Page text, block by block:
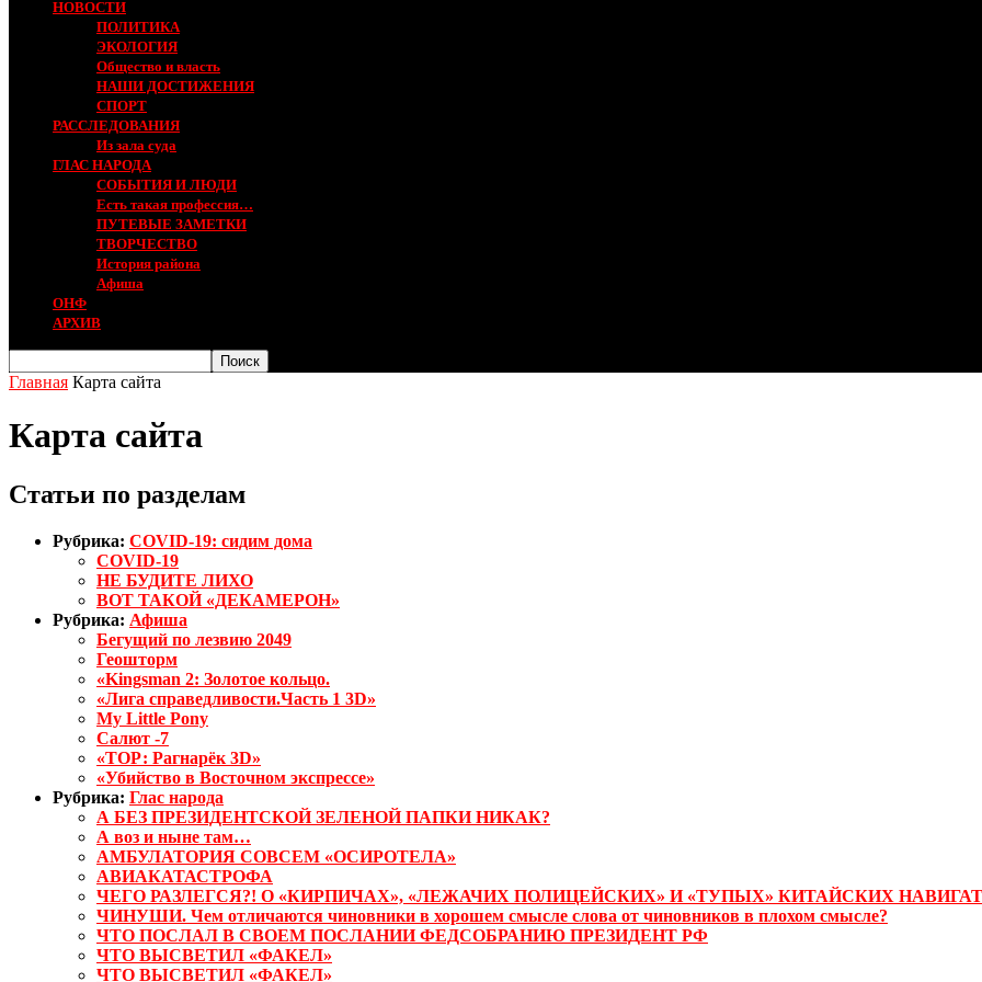
НОВОСТИ
ПОЛИТИКА
ЭКОЛОГИЯ
Общество и власть
НАШИ ДОСТИЖЕНИЯ
СПОРТ
РАССЛЕДОВАНИЯ
Из зала суда
ГЛАС НАРОДА
СОБЫТИЯ И ЛЮДИ
Есть такая профессия…
ПУТЕВЫЕ ЗАМЕТКИ
ТВОРЧЕСТВО
История района
Афиша
ОНФ
АРХИВ
Главная Карта сайта
Карта сайта
Статьи по разделам
Рубрика: COVID-19: сидим дома
COVID-19
НЕ БУДИТЕ ЛИХО
ВОТ ТАКОЙ «ДЕКАМЕРОН»
Рубрика: Афиша
Бегущий по лезвию 2049
Геошторм
«Kingsman 2: Золотое кольцо.
«Лига справедливости.Часть 1 3D»
My Little Pony
Салют -7
«ТОР: Рагнарёк 3D»
«Убийство в Восточном экспрессе»
Рубрика: Глас народа
А БЕЗ ПРЕЗИДЕНТСКОЙ ЗЕЛЕНОЙ ПАПКИ НИКАК?
А воз и ныне там…
АМБУЛАТОРИЯ СОВСЕМ «ОСИРОТЕЛА»
АВИАКАТАСТРОФА
ЧЕГО РАЗЛЕГСЯ?! О «КИРПИЧАХ», «ЛЕЖАЧИХ ПОЛИЦЕЙСКИХ» И «ТУПЫХ» КИТАЙСКИХ
ЧИНУШИ. Чем отличаются чиновники в хорошем смысле слова от чиновников в плохом смысле?
ЧТО ПОСЛАЛ В СВОЕМ ПОСЛАНИИ ФЕДСОБРАНИЮ ПРЕЗИДЕНТ РФ
ЧТО ВЫСВЕТИЛ «ФАКЕЛ»
ЧТО ВЫСВЕТИЛ «ФАКЕЛ»